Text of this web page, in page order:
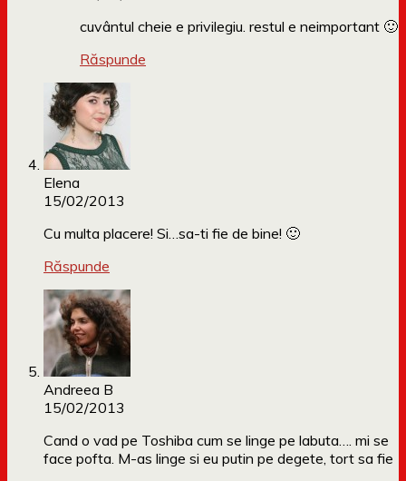
cuvântul cheie e privilegiu. restul e neimportant 🙂
Răspunde
Elena
15/02/2013
Cu multa placere! Si…sa-ti fie de bine! 🙂
Răspunde
Andreea B
15/02/2013
Cand o vad pe Toshiba cum se linge pe labuta…. mi se
face pofta. M-as linge si eu putin pe degete, tort sa fie